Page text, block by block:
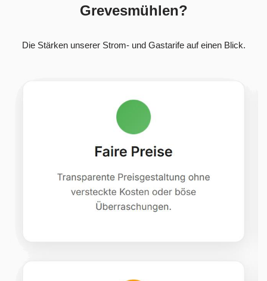
Grevesmühlen?
Die Stärken unserer Strom- und Gastarife auf einen Blick.